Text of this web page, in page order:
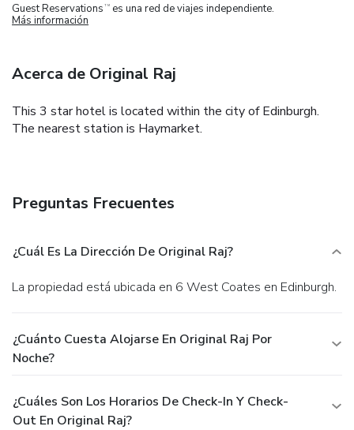
Guest Reservations TM
es una red de viajes independiente.
Más información
Acerca de Original Raj
This 3 star hotel is located within the city of Edinburgh.
The nearest station is Haymarket.
Preguntas Frecuentes
¿Cuál Es La Dirección De Original Raj?
La propiedad está ubicada en 6 West Coates en Edinburgh.
¿Cuánto Cuesta Alojarse En Original Raj Por
Noche?
¿Cuáles Son Los Horarios De Check-In Y Check-
Out En Original Raj?